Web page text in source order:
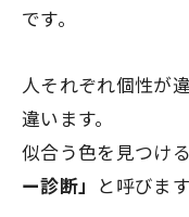
です。
人それぞれ個性が
違います。
似合う色を見つけ
ー診断」 と呼びます